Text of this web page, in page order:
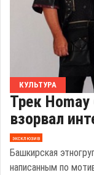
КУЛЬТУРА
Трек
взорвал
эксклюзив
Башкирская
написанным по